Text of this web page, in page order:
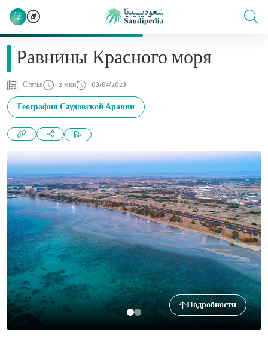
Равнины Красного моря
Статья 2 мин 03/04/2023
География Саудовской Аравии
Подробности